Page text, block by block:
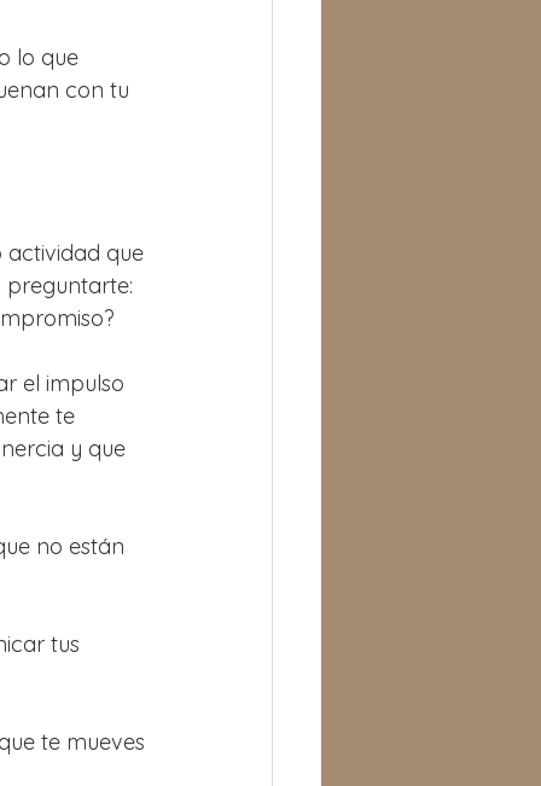
lo que
con tu
actividad que
preguntarte:
el impulso
te
y que
no están
tus
te mueves